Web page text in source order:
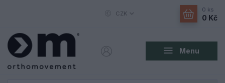
Menu
CZK
0 ks
0 Kč